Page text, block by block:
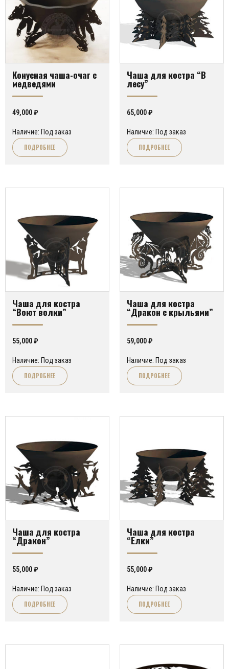
Конусная чаша-очаг с
медведями
49,000₽
Наличие: Под заказ
ПОДРОБНЕЕ
Чаша для костра “В
лесу”
65,000₽
Наличие: Под заказ
ПОДРОБНЕЕ
Чаша для костра
“Воют волки”
55,000₽
Наличие: Под заказ
ПОДРОБНЕЕ
Чаша для костра
“Дракон с крыльями”
59,000₽
Наличие: Под заказ
ПОДРОБНЕЕ
Чаша для костра
“Дракон”
55,000₽
Наличие: Под заказ
ПОДРОБНЕЕ
Чаша для костра
“Елки”
55,000₽
Наличие: Под заказ
ПОДРОБНЕЕ